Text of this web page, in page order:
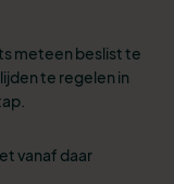
meteen beslist te
te regelen in
vanaf daar